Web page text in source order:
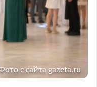
с сайта gazeta.ru